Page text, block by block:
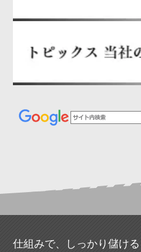
仕組みで、しっかり儲ける